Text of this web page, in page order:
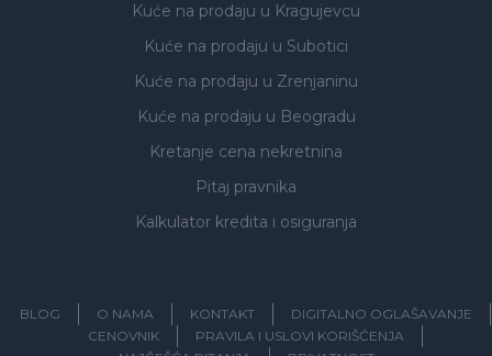
Kuće na prodaju u Kragujevcu
Kuće na prodaju u Subotici
Kuće na prodaju u Zrenjaninu
Kuće na prodaju u Beogradu
Kretanje cena nekretnina
Pitaj pravnika
Kalkulator kredita i osiguranja
BLOG O NAMA KONTAKT
DIGITALNO OGLAŠAVANJE
CENOVNIK
PRAVILA I USLOVI KORIŠĆENJA